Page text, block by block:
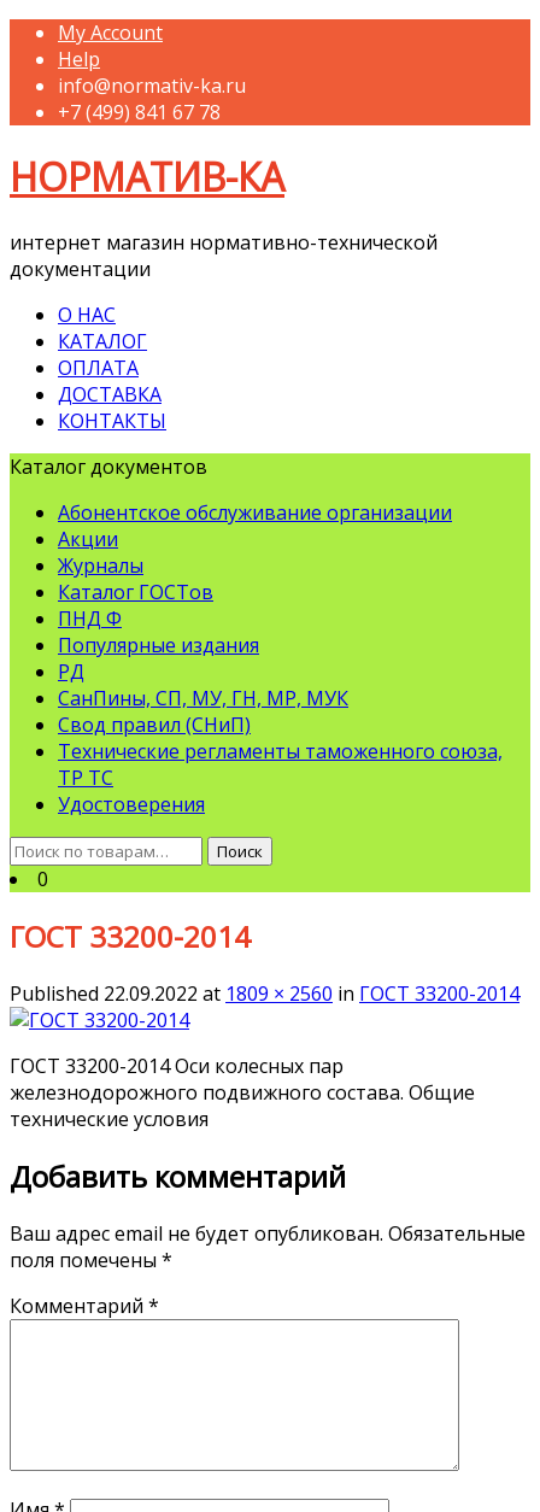
My Account
Help
info@normativ-ka.ru
+7 (499) 841 67 78
НОРМАТИВ-КА
интернет магазин нормативно-технической
документации
О НАС
КАТАЛОГ
ОПЛАТА
ДОСТАВКА
КОНТАКТЫ
Каталог документов
Абонентское обслуживание организации
Акции
Журналы
Каталог ГОСТов
ПНД Ф
Популярные издания
РД
СанПины, СП, МУ, ГН, МР, МУК
Свод правил (СНиП)
Технические регламенты таможенного союза,
ТР ТС
Удостоверения
Искать:
Поиск
0
ГОСТ 33200-2014
Published 22.09.2022 at 1809 × 2560 in ГОСТ 33200-2014
ГОСТ 33200-2014 Оси колесных пар
железнодорожного подвижного состава. Общие
технические условия
Добавить комментарий
Ваш адрес email не будет опубликован. Обязательные
поля помечены *
Комментарий *